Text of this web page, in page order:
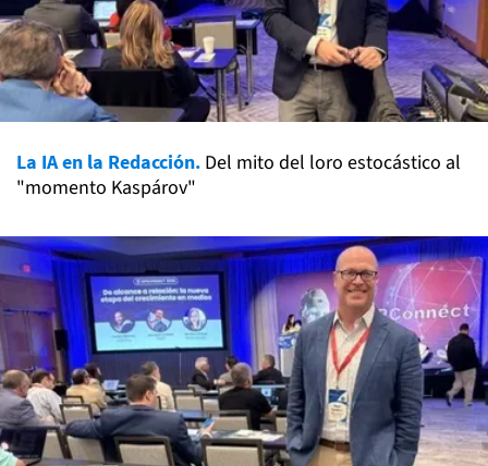
La IA en la Redacción. Del mito del loro estocástico al
"momento Kaspárov"